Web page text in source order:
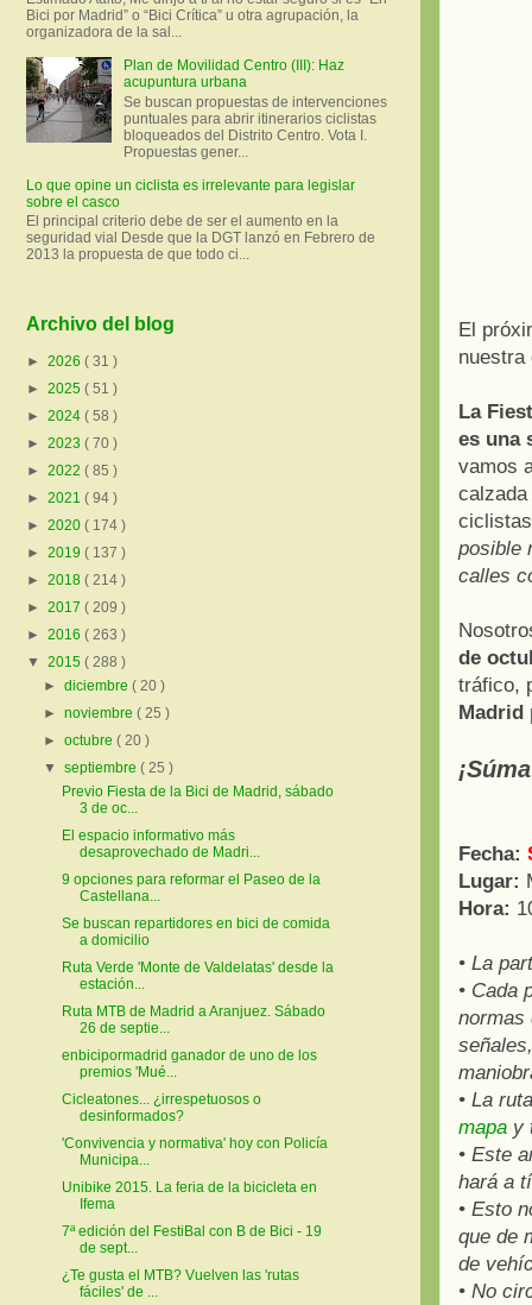
El
nuestra
La
es una
vamos
posible
calles
de
tráfico,
Fecha:
Lugar:
Hora:
• La
• Cada
normas
• La
mapa y
• Este
hará a
• Esto
que de
de
• No
Bici por Madrid” o “Bici Crítica” u otra agrupación, la
organizadora de la sal...
Plan de Movilidad Centro (III): Haz
acupuntura urbana
Se buscan propuestas de intervenciones
puntuales para abrir itinerarios ciclistas
bloqueados del Distrito Centro. Vota I.
Propuestas gener...
Lo que opine un ciclista es irrelevante para legislar
sobre el casco
El principal criterio debe de ser el aumento en la
seguridad vial Desde que la DGT lanzó en Febrero de
2013 la propuesta de que todo ci...
Archivo del blog
► 2026 ( 31 )
► 2025 ( 51 )
► 2024 ( 58 )
► 2023 ( 70 )
► 2022 ( 85 )
► 2021 ( 94 )
► 2020 ( 174 )
► 2019 ( 137 )
► 2018 ( 214 )
► 2017 ( 209 )
► 2016 ( 263 )
▼ 2015 ( 288 )
►diciembre( 20 )
►noviembre( 25 )
►octubre( 20 )
▼septiembre( 25 )
Previo Fiesta de la Bici de Madrid, sábado
3 de oc...
El espacio informativo más
desaprovechado de Madri...
9 opciones para reformar el Paseo de la
Castellana...
Se buscan repartidores en bici de comida
a domicilio
Ruta Verde 'Monte de Valdelatas' desde la
estación...
Ruta MTB de Madrid a Aranjuez. Sábado
26 de septie...
enbicipormadrid ganador de uno de los
premios 'Mué...
Cicleatones... ¿irrespetuosos o
desinformados?
'Convivencia y normativa' hoy con Policía
Municipa...
Unibike 2015. La feria de la bicicleta en
Ifema
7ª edición del FestiBal con B de Bici - 19
de sept...
¿Te gusta el MTB? Vuelven las 'rutas
fáciles' de ...